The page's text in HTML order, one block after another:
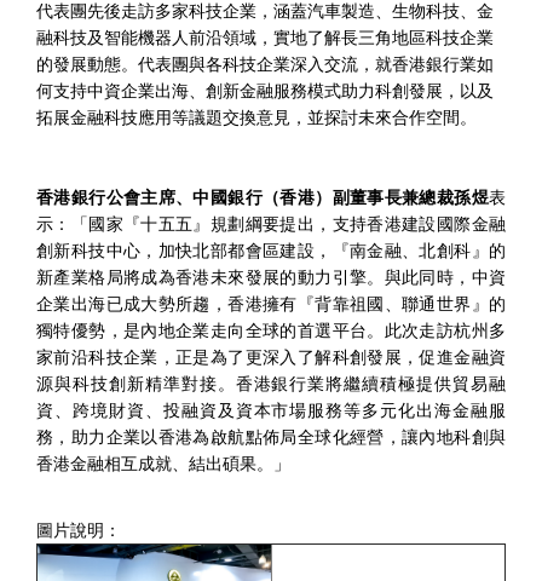
代表團先後走訪多家科技企業，涵蓋汽車製造、生物科技、金
融科技及智能機器人前沿領域，實地了解長三角地區科技企業
的發展動態。代表團與各科技企業深入交流，就香港銀行業如
何支持中資企業出海、創新金融服務模式助力科創發展，以及
拓展金融科技應用等議題交換意見，並探討未來合作空間。
香港銀行公會主席、中國銀行（香港）副董事長兼總裁孫煜表
示：「國家『十五五』規劃綱要提出，支持香港建設國際金融
創新科技中心，加快北部都會區建設，『南金融、北創科』的
新產業格局將成為香港未來發展的動力引擎。與此同時，中資
企業出海已成大勢所趨，香港擁有『背靠祖國、聯通世界』的
獨特優勢，是內地企業走向全球的首選平台。此次走訪杭州多
家前沿科技企業，正是為了更深入了解科創發展，促進金融資
源與科技創新精準對接。香港銀行業將繼續積極提供貿易融
資、跨境財資、投融資及資本市場服務等多元化出海金融服
務，助力企業以香港為啟航點佈局全球化經營，讓內地科創與
香港金融相互成就、結出碩果。」
圖片說明：